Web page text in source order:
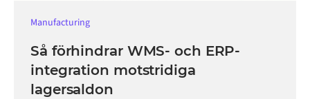
Manufacturing
Så förhindrar WMS- och ERP-
integration motstridiga
lagersaldon